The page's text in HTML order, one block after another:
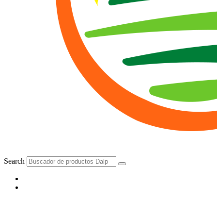
Search